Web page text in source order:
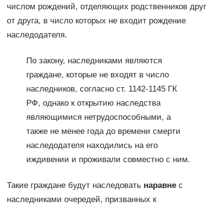
числом рождений, отделяющих родственников друг
от друга, в число которых не входит рождение
наследодателя.
По закону, наследниками являются
граждане, которые не входят в число
наследников, согласно ст. 1142-1145 ГК
РФ, однако к открытию наследства
являющимися нетрудоспособными, а
также не менее года до времени смерти
наследодателя находились на его
иждивении и проживали совместно с ним.
Такие граждане будут наследовать наравнес
наследниками очередей, призванных к